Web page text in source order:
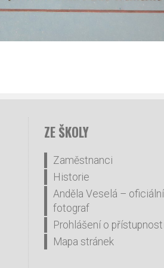
ZE ŠKOLY
Zaměstnanci
Historie
Anděla Veselá – oficiální
fotograf
Prohlášení o
Mapa stránek